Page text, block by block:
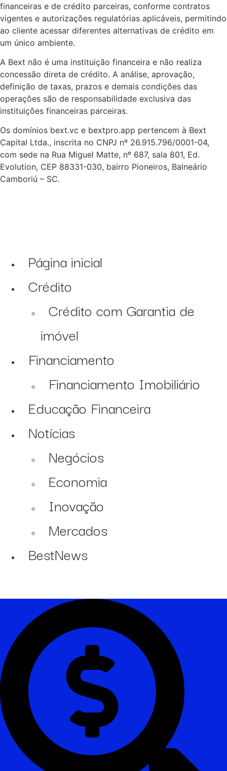
financeiras e de crédito parceiras, conforme contratos
vigentes e autorizações regulatórias aplicáveis, permitindo
ao cliente acessar diferentes alternativas de crédito em
um único ambiente.
A Bext não é uma instituição financeira e não realiza
concessão direta de crédito. A análise, aprovação,
definição de taxas, prazos e demais condições das
operações são de responsabilidade exclusiva das
instituições financeiras parceiras.
Os domínios bext.vc e bextpro.app pertencem à Bext
Capital Ltda., inscrita no CNPJ nº 26.915.796/0001-04,
com sede na Rua Miguel Matte, nº 687, sala 801, Ed.
Evolution, CEP 88331-030, bairro Pioneiros, Balneário
Camboriú – SC.
Página inicial
Crédito
Crédito com Garantia de
imóvel
Financiamento
Financiamento Imobiliário
Educação Financeira
Notícias
Negócios
Economia
Inovação
Mercados
BestNews